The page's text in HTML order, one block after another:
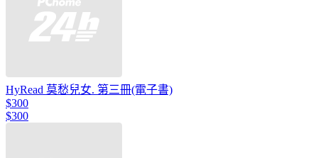
HyRead 莫愁兒女. 第三冊(電子書)
$300
$300